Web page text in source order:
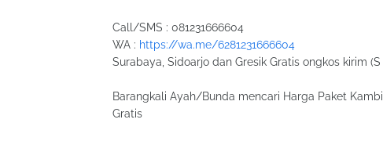
Call/SMS : 081231666604
WA : https://wa.me/6281231666604
Surabaya, Sidoarjo dan Gresik Gratis ongkos kirim
Barangkali Ayah/Bunda mencari Harga Paket
Gratis